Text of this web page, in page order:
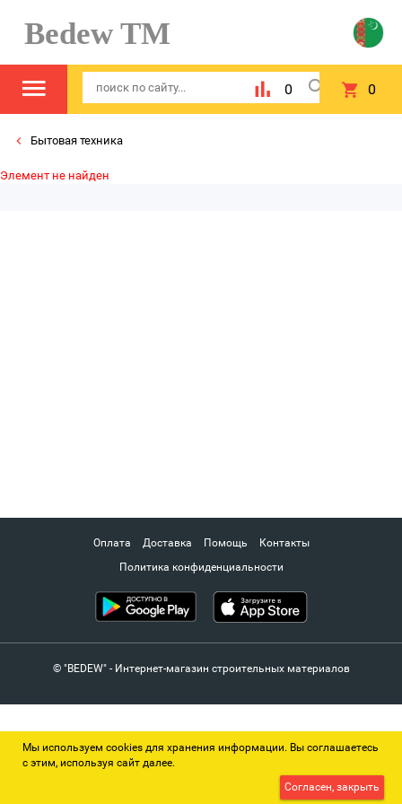
Bedew TM
0 0
Бытовая техника
Элемент не найден
Оплата Доставка Помощь
Контакты
Политика конфиденциальности
© "BEDEW" - Интернет-магазин строительных материалов
Мы используем cookies для хранения информации. Вы соглашаетесь
с этим, используя сайт далее.
Согласен, закрыть